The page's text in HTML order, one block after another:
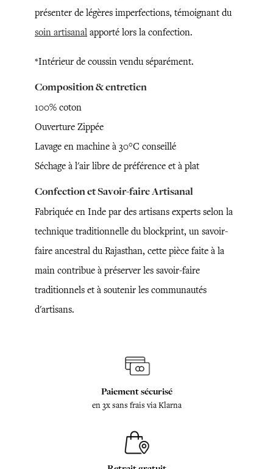
présenter de légères imperfections, témoignant du
soin artisanal apporté lors la confection.
*Intérieur de coussin vendu séparément.
Composition & entretien
100% coton
Ouverture Zippée
Lavage en machine à 30°C conseillé
Séchage à l'air libre de préférence et à plat
Confection et Savoir-faire Artisanal
Fabriquée en Inde par des artisans experts selon la
technique traditionnelle du blockprint, un savoir-
faire ancestral du Rajasthan, cette pièce faite à la
main contribue à préserver les savoir-faire
traditionnels et à soutenir les communautés
d'artisans.
Paiement sécurisé
en 3x sans frais via Klarna